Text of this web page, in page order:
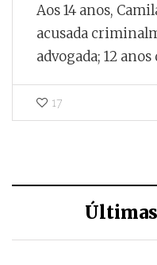
Aos 14 anos,
acusada
advogada; 12
17